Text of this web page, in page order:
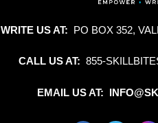
WRITE US AT: PO BOX 352,
CALL US AT: 855-
EMAIL US AT: